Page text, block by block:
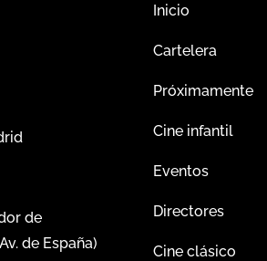
de
de España)
Inicio
Cartelera
Próximamente
Cine infantil
Eventos
Directores
Cine clásico